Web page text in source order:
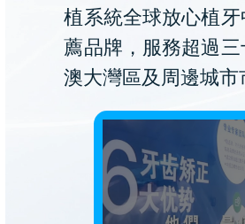
植系統全球放心植
薦品牌，服務超過
澳大灣區及周邊城市